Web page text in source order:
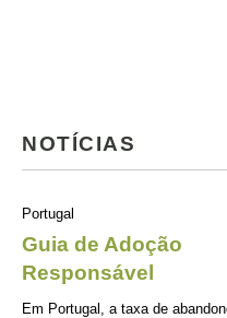
NOTÍCIAS
Portugal
Guia de Adoção
Responsável
Em Portugal, a taxa de